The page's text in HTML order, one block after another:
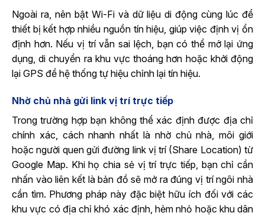
Ngoài ra, nên bật Wi-Fi và dữ liệu di động cùng lúc để
thiết bị kết hợp nhiều nguồn tín hiệu, giúp việc định vị ổn
định hơn. Nếu vị trí vẫn sai lệch, bạn có thể mở lại ứng
dụng, di chuyển ra khu vực thoáng hơn hoặc khởi động
lại GPS để hệ thống tự hiệu chỉnh lại tín hiệu.
Nhờ chủ nhà gửi link vị trí trực tiếp
Trong trường hợp bạn không thể xác định được địa chỉ
chính xác, cách nhanh nhất là nhờ chủ nhà, môi giới
hoặc người quen gửi đường link vị trí (Share Location) từ
Google Map. Khi họ chia sẻ vị trí trực tiếp, bạn chỉ cần
nhấn vào liên kết là bản đồ sẽ mở ra đúng vị trí ngôi nhà
cần tìm. Phương pháp này đặc biệt hữu ích đối với các
khu vực có địa chỉ khó xác định, hẻm nhỏ hoặc khu dân